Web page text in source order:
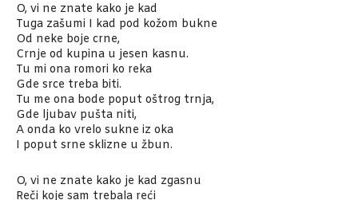
O, vi ne znate kako je kad
Tuga zašumi I kad pod kožom bukne
Od neke boje crne,
Crnje od kupina u jesen kasnu.
Tu mi ona romori ko reka
Gde srce treba biti.
Tu me ona bode poput oštrog trnja,
Gde ljubav pušta niti,
A onda ko vrelo sukne iz oka
I poput srne sklizne u žbun.
O, vi ne znate kako je kad zgasnu
Reči koje sam trebala reći